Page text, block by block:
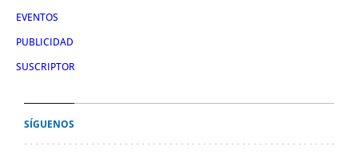
EVENTOS
PUBLICIDAD
SUSCRIPTOR
SÍGUENOS